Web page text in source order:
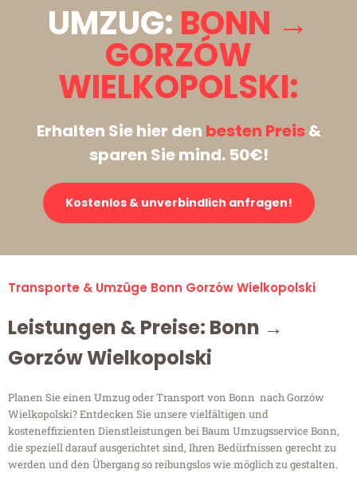
UMZUG: BONN →
GORZÓW
WIELKOPOLSKI:
Erhalten Sie hier den besten Preis&
sparen Sie mind. 50€!
Kostenlos & unverbindlich anfragen!
Transporte & Umzüge Bonn Gorzów Wielkopolski
Leistungen & Preise: Bonn →
Gorzów Wielkopolski
Planen Sie einen Umzug oder Transport von Bonn nach Gorzów
Wielkopolski? Entdecken Sie unsere vielfältigen und
kosteneffizienten Dienstleistungen bei Baum Umzugsservice Bonn,
die speziell darauf ausgerichtet sind, Ihren Bedürfnissen gerecht zu
werden und den Übergang so reibungslos wie möglich zu gestalten.